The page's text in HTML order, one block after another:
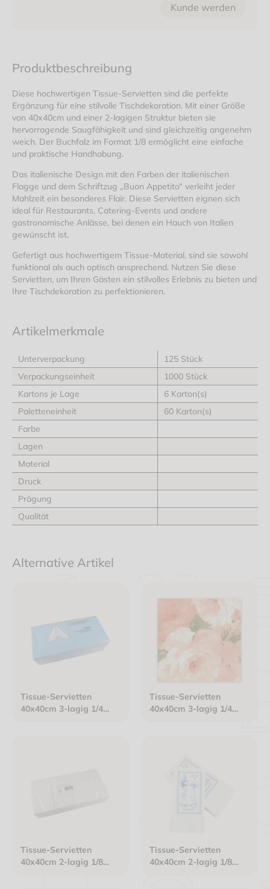
Kunde werden
Produktbeschreibung
Diese hochwertigen Tissue-Servietten sind die perfekte
Ergänzung für eine stilvolle Tischdekoration. Mit einer Größe
von 40x40cm und einer 2-lagigen Struktur bieten sie
hervorragende Saugfähigkeit und sind gleichzeitig angenehm
weich. Der Buchfalz im Format 1/8 ermöglicht eine einfache
und praktische Handhabung.
Das italienische Design mit den Farben der italienischen
Flagge und dem Schriftzug „Buon Appetito“ verleiht jeder
Mahlzeit ein besonderes Flair. Diese Servietten eignen sich
ideal für Restaurants, Catering-Events und andere
gastronomische Anlässe, bei denen ein Hauch von Italien
gewünscht ist.
Gefertigt aus hochwertigem Tissue-Material, sind sie sowohl
funktional als auch optisch ansprechend. Nutzen Sie diese
Servietten, um Ihren Gästen ein stilvolles Erlebnis zu bieten und
Ihre Tischdekoration zu perfektionieren.
Artikelmerkmale
Unterverpackung
125 Stück
Verpackungseinheit
1000 Stück
Kartons je Lage
6 Karton(s)
Paletteneinheit
60 Karton(s)
Farbe
Lagen
Material
Druck
Prägung
Qualität
Alternative Artikel
Tissue-Servietten
40x40cm 3-lagig 1/4
Tissue-Servietten
40x40cm 3-lagig 1/4
Tissue-Servietten
40x40cm 2-lagig 1/8
Tissue-Servietten
40x40cm 2-lagig 1/8